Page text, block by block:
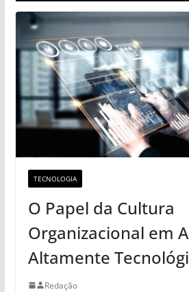
TECNOLOGIA
O Papel da Cultura
Organizacional em
Altamente
Redação